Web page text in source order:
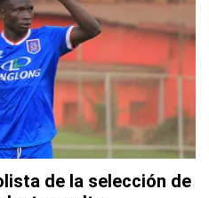
de la selección de